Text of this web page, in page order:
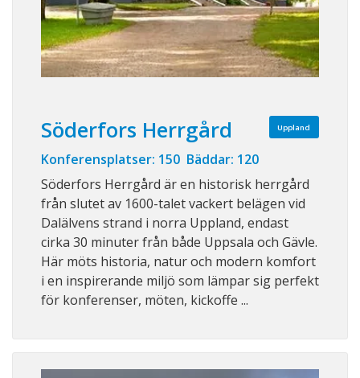
Uppland
Söderfors Herrgård
Konferensplatser: 150 Bäddar: 120
Söderfors Herrgård är en historisk herrgård
från slutet av 1600-talet vackert belägen vid
Dalälvens strand i norra Uppland, endast
cirka 30 minuter från både Uppsala och Gävle.
Här möts historia, natur och modern komfort
i en inspirerande miljö som lämpar sig perfekt
för konferenser, möten, kickoffe ...